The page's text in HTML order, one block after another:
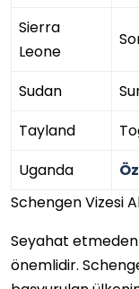
Sierra
Leone
Sudan
Tayland
Uganda
Schengen Vizesi
Seyahat
önemlidir.